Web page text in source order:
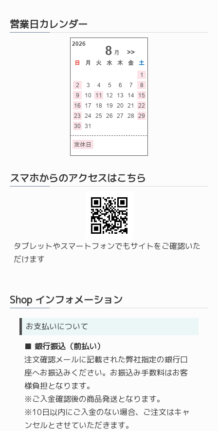
営業日カレンダー
スマホからのアクセスはこちら
タブレットやスマートフォンでもサイトをご確認いた
だけます
Shop インフォメーション
お支払いについて
■ 銀行振込 （前払い）
注文確認メールに記載された弊社指定の銀行口
座へお振込みください。お振込み手数料はお客
様負担となります。
※ご入金確認後の商品発送となります。
※10日以内にご入金のない場合、ご注文はキャ
ンセルとさせていただきます。